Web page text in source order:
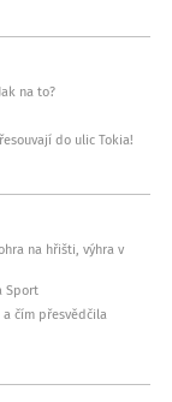
na to?
do ulic Tokia!
na hřišti, výhra v
Sport
čím přesvědčila